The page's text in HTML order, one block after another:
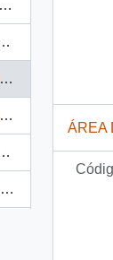
ÁREA